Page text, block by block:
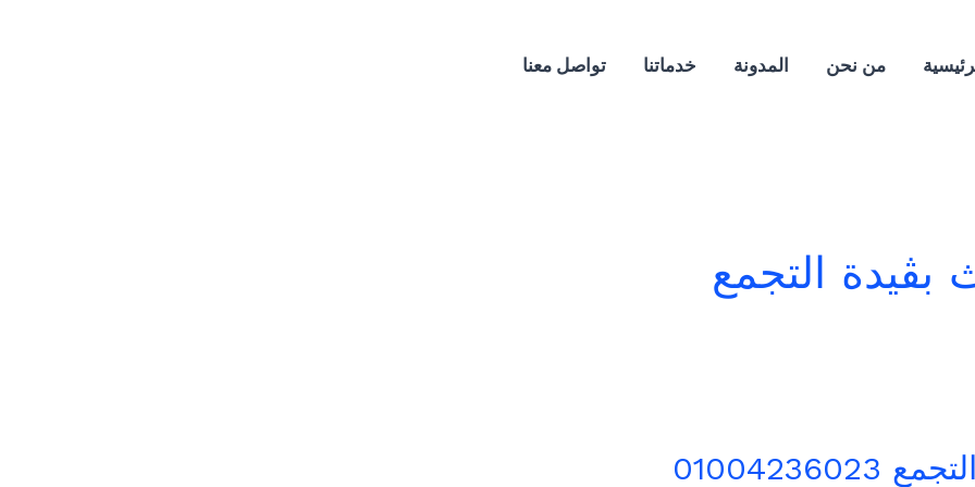
من نحن المدونة خدماتنا تواصل معنا
التجمع